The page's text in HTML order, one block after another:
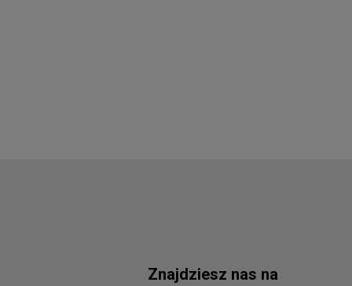
Znajdziesz nas na